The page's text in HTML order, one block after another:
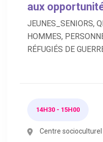
aux
JEUNES_SENIORS,
HOMMES,
RÉFUGIÉS DE
14H30 - 15H00
Centre